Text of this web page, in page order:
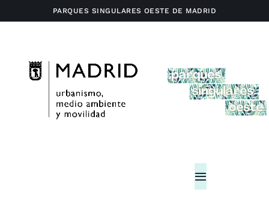
al
PARQUES SINGULARES OESTE DE MADRID
Toggle